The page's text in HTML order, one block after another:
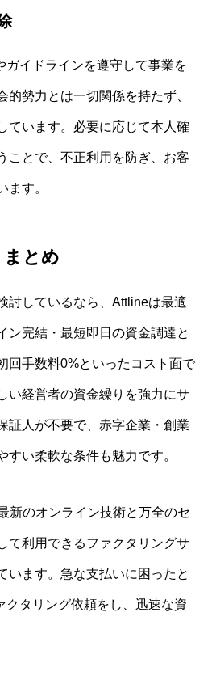
ガイドラインを遵守して事業を
的勢力とは一切関係を持たず、
ています。必要に応じて本人確
ことで、不正利用を防ぎ、お客
ます。
まとめ
討しているなら、Attlineは最適
ン完結・最短即日の資金調達と
回手数料0%といったコスト面で
い経営者の資金繰りを強力にサ
証人が不要で、赤字企業・創業
すい柔軟な条件も魅力です。
新のオンライン技術と万全のセ
て利用できるファクタリングサ
います。急な支払いに困ったと
クタリング依頼をし、迅速な資